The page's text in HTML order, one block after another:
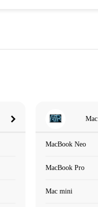
Mac
MacBook Neo
MacBook Pro
Mac mini